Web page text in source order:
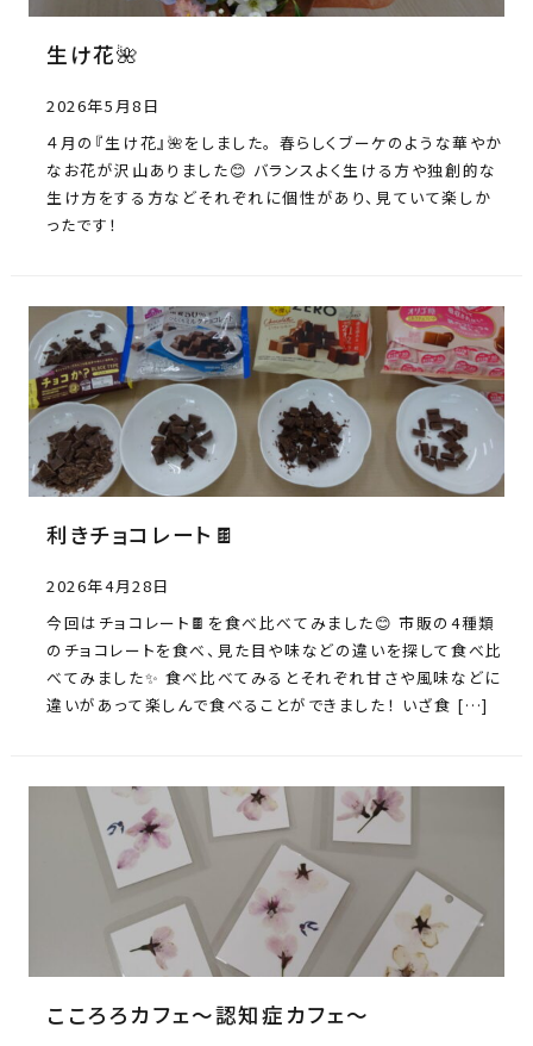
生け花🌺
2026年5月8日
４月の『生け花』🌺をしました。 春らしくブーケのような華やか
なお花が沢山ありました😊 バランスよく生ける方や独創的な
生け方をする方などそれぞれに個性があり、見ていて楽しか
ったです！
利きチョコレート🍫
2026年4月28日
今回はチョコレート🍫を食べ比べてみました😊 市販の4種類
のチョコレートを食べ、見た目や味などの違いを探して食べ比
べてみました✨ 食べ比べてみるとそれぞれ甘さや風味などに
違いがあって楽しんで食べることができました！ いざ食 […]
こころろカフェ～認知症カフェ～